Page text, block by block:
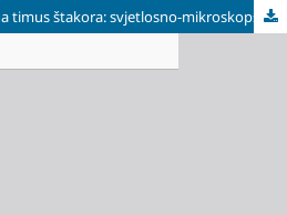
Djelovanje zearalenona na timus štakora: svjetlosno-mikroskopske i imunohistohemijske promjene